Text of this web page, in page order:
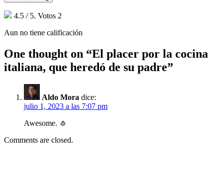
4.5 / 5. Votos 2
Aun no tiene calificación
One thought on “El placer por la cocina
italiana, que heredó de su padre”
Aldo Mora dice:
julio 1, 2023 a las 7:07 pm
Awesome. 🧄
Comments are closed.